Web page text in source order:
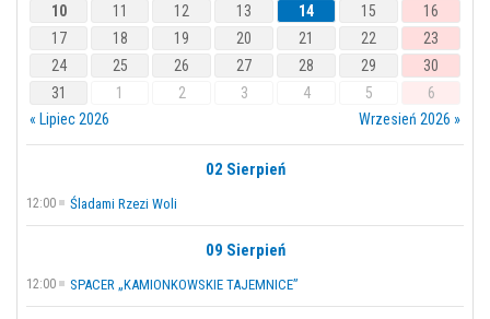
10
11 12 13 14 15
16
17
18 19 20 21 22
23
24
25 26 27 28 29
30
31
1 2 3 4 5
6
« Lipiec 2026
Wrzesień 2026 »
02 Sierpień
12:00 Śladami Rzezi Woli
09 Sierpień
12:00 SPACER „KAMIONKOWSKIE TAJEMNICE”